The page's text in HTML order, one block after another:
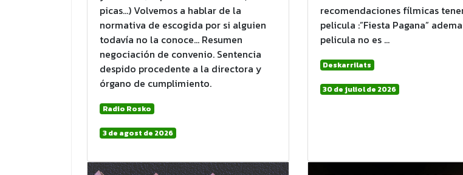
picas…) Volvemos a hablar de la
normativa de escogida por si alguien
todavía no la conoce… Resumen
negociación de convenio. Sentencia
despido procedente a la directora y
órgano de cumplimiento.
Radio Rosko
3 de agost de 2026
recomendaciones fílmicas
pelicula :”Fiesta Pagana”
pelicula no es …
Deskarrilats
30 de juliol de 2026